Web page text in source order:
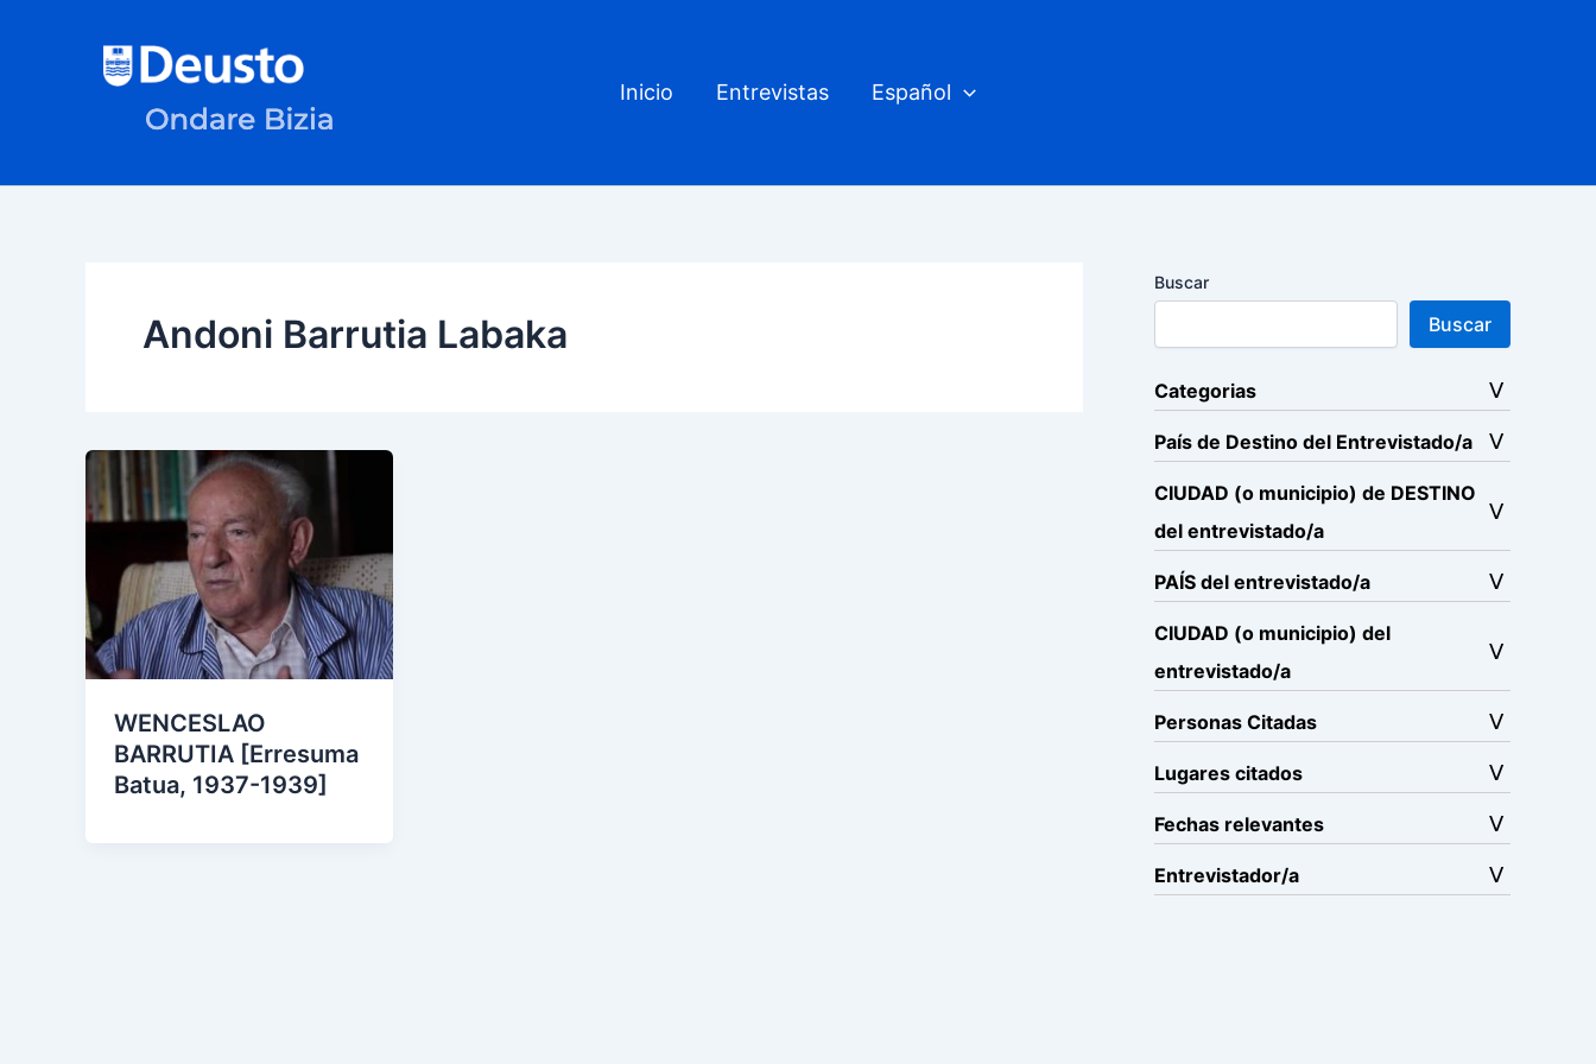
Inicio Entrevistas Español
Andoni Barrutia Labaka
WENCESLAO
BARRUTIA [Erresuma
Batua, 1937-1939]
Buscar
Buscar
Categorias
País de Destino del Entrevistado/a
CIUDAD (o municipio) de DESTINO
del entrevistado/a
PAÍS del entrevistado/a
CIUDAD (o municipio) del
entrevistado/a
Personas Citadas
Lugares citados
Fechas relevantes
Entrevistador/a